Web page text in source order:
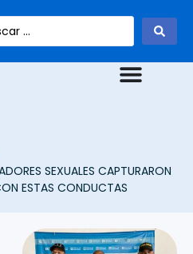
SEXUALES CAPTURARON
ESTAS CONDUCTAS